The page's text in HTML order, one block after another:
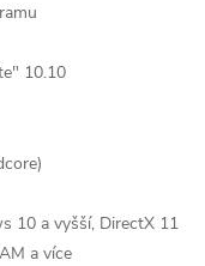
10.10
10 a vyšší, DirectX 11
a více